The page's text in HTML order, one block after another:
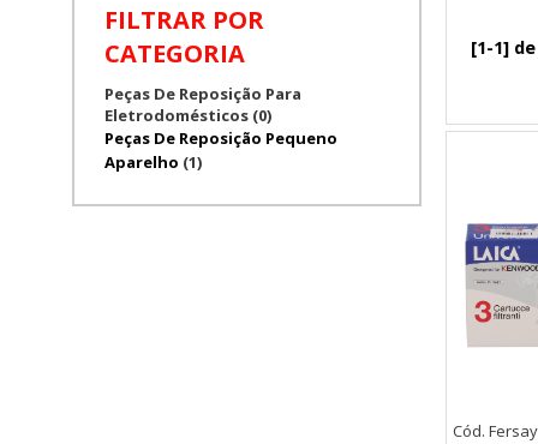
FILTRAR POR
CATEGORIA
Peças De Reposição Para
Eletrodomésticos (0)
Peças De Reposição Pequeno
Aparelho (1)
[1-1] de
Cód.